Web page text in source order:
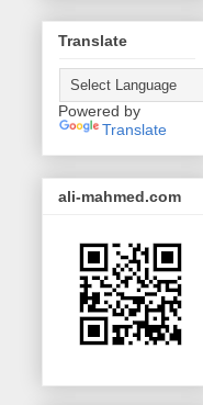
Translate
Powered by
Translate
ali-mahmed.com